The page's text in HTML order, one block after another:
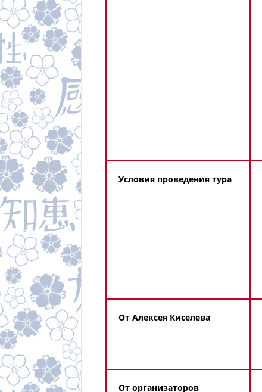
Условия проведения тура
От Алексея Киселева
От организаторов